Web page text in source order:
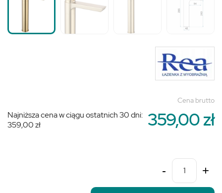
Cena brutto
359,00 zł
Najniższa cena w ciągu ostatnich 30 dni:
359,00 zł
- +